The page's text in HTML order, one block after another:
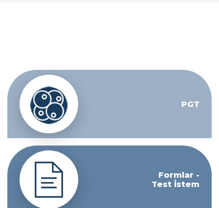
PGT
Formlar -
Test İstem